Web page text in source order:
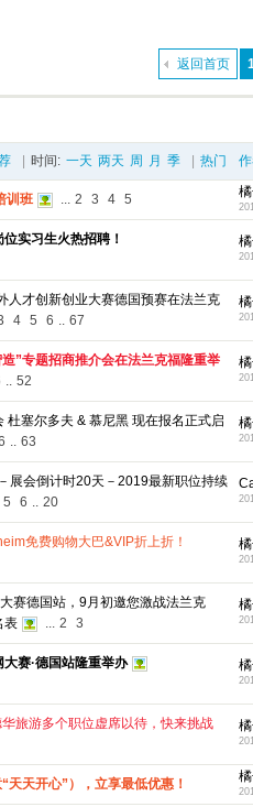
返回首页
时间: 一天 两天 周 月 季 热门
训班 ... 2 3 4 5
实习生火热招聘！
人才创新创业大赛德国预赛在法兰克
4 5 6 .. 67
”专题招商推介会在法兰克福隆重举
.. 52
杜塞尔多夫 & 慕尼黑 现在报名正式启
.. 63
展会倒计时20天－2019最新职位持续
5 6 .. 20
免费购物大巴&VIP折上折！
赛德国站，9月初邀您激战法兰克
表
... 2 3
赛·德国站隆重举办
华旅游多个职位虚席以待，快来挑战
天开心”），立享最低优惠！